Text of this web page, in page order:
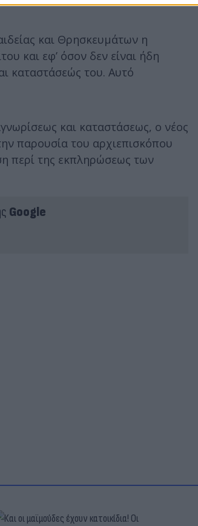
και Θρησκευμάτων η
και εφ’ όσον δεν είναι ήδη
καταστάσεώς του. Αυτό
και καταστάσεως, ο νέος
παρουσία του αρχιεπισκόπου
περί της εκπληρώσεως των
Google